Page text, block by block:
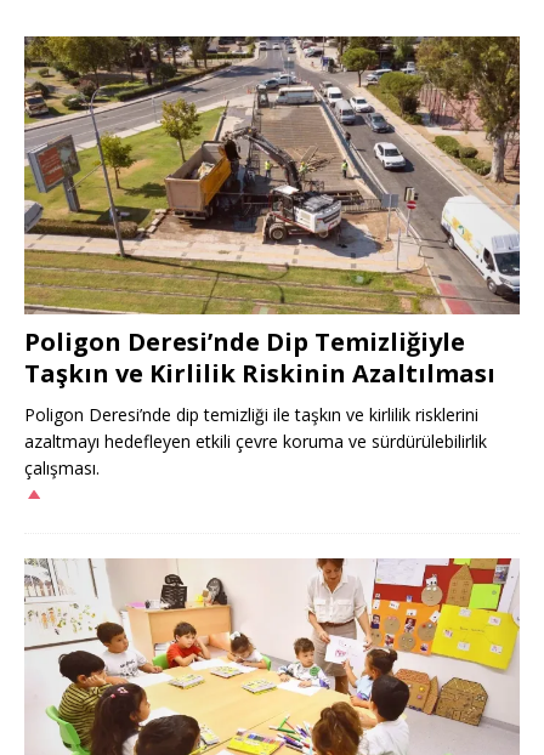
Poligon Deresi’nde Dip Temizliğiyle
Taşkın ve Kirlilik Riskinin Azaltılması
Poligon Deresi’nde dip temizliği ile taşkın ve kirlilik risklerini
azaltmayı hedefleyen etkili çevre koruma ve sürdürülebilirlik
çalışması.